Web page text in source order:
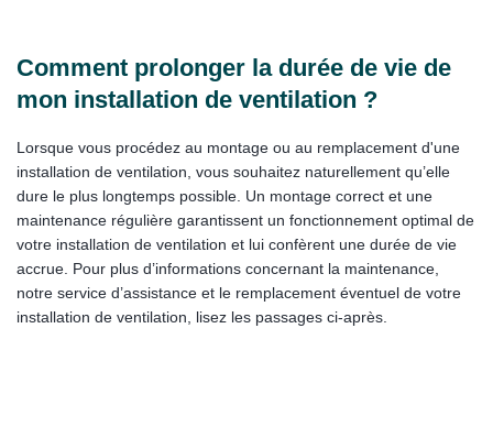
Comment prolonger la durée de vie de
mon installation de ventilation ?
Lorsque vous procédez au montage ou au remplacement d'une
installation de ventilation, vous souhaitez naturellement qu’elle
dure le plus longtemps possible. Un montage correct et une
maintenance régulière garantissent un fonctionnement optimal de
votre installation de ventilation et lui confèrent une durée de vie
accrue. Pour plus d’informations concernant la maintenance,
notre service d’assistance et le remplacement éventuel de votre
installation de ventilation, lisez les passages ci-après.